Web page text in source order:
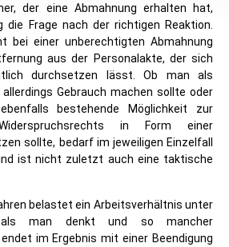
der eine Abmahnung erhalten hat,
Frage nach der richtigen Reaktion.
bei einer unberechtigten Abmahnung
aus der Personalakte, der sich
durchsetzen lässt. Ob man als
Gebrauch machen sollte oder
bestehende Möglichkeit zur
in Form einer
sollte, bedarf im jeweiligen Einzelfall
ist nicht zuletzt auch eine taktische
belastet ein Arbeitsverhältnis unter
als man denkt und so mancher
im Ergebnis mit einer Beendigung